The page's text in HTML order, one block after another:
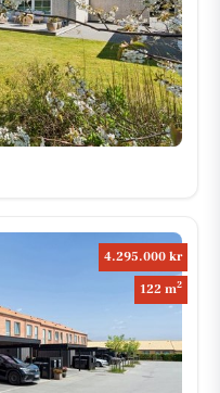
4.295.000 kr
122 m2